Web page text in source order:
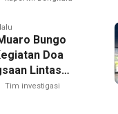
Bungo
Doa
Lintas
Kick Off
HUT RI Ke-81
Tim investigasi